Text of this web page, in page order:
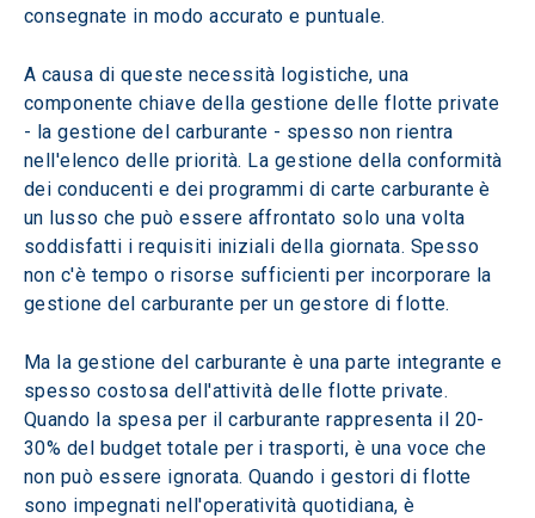
consegnate in modo accurato e puntuale.
A causa di queste necessità logistiche, una
componente chiave della gestione delle flotte private
- la gestione del carburante - spesso non rientra
nell'elenco delle priorità. La gestione della conformità
dei conducenti e dei programmi di carte carburante è
un lusso che può essere affrontato solo una volta
soddisfatti i requisiti iniziali della giornata. Spesso
non c'è tempo o risorse sufficienti per incorporare la
gestione del carburante per un gestore di flotte.
Ma la gestione del carburante è una parte integrante e
spesso costosa dell'attività delle flotte private.
Quando la spesa per il carburante rappresenta il 20-
30% del budget totale per i trasporti, è una voce che
non può essere ignorata. Quando i gestori di flotte
sono impegnati nell'operatività quotidiana, è